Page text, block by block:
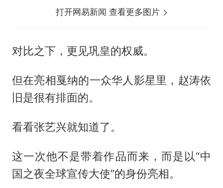
打开网易新闻 查看更多图片
对比之下，更见巩皇的权威。
但在亮相戛纳的一众华人影星里，赵涛依
旧是很有排面的。
看看张艺兴就知道了。
这一次他不是带着作品而来，而是以“中
国之夜全球宣传大使”的身份亮相。